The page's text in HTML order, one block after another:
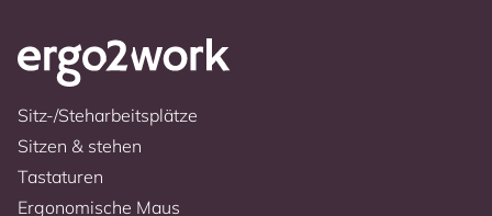
Sitz-/Steharbeitsplätze
Sitzen & stehen
Tastaturen
Ergonomische Maus